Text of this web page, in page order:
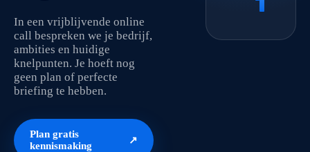
In een vrijblijvende online
call bespreken we je bedrijf,
ambities en huidige
knelpunten. Je hoeft nog
geen plan of perfecte
briefing te hebben.
Plan gratis
kennismaking
↗